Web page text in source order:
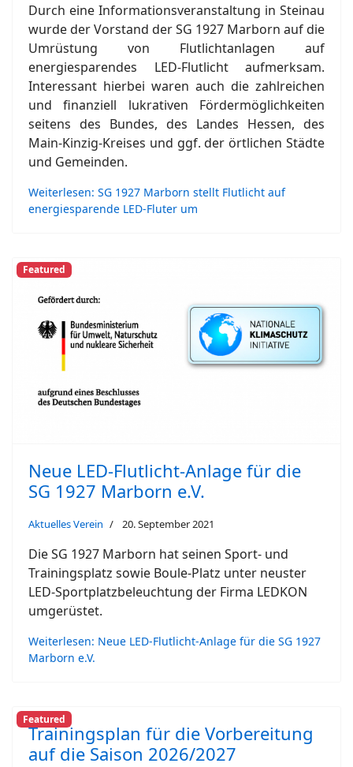
Durch eine Informationsveranstaltung in Steinau
wurde der Vorstand der SG 1927 Marborn auf die
Umrüstung von Flutlichtanlagen auf
energiesparendes LED-Flutlicht aufmerksam.
Interessant hierbei waren auch die zahlreichen
und finanziell lukrativen Fördermöglichkeiten
seitens des Bundes, des Landes Hessen, des
Main-Kinzig-Kreises und ggf. der örtlichen Städte
und Gemeinden.
Weiterlesen: SG 1927 Marborn stellt Flutlicht auf
energiesparende LED-Fluter um
Featured
Neue LED-Flutlicht-Anlage für die
SG 1927 Marborn e.V.
Aktuelles Verein 20. September 2021
Die SG 1927 Marborn hat seinen Sport- und
Trainingsplatz sowie Boule-Platz unter neuster
LED-Sportplatzbeleuchtung der Firma LEDKON
umgerüstet.
Weiterlesen: Neue LED-Flutlicht-Anlage für die SG 1927
Marborn e.V.
Featured
Trainingsplan für die Vorbereitung
auf die Saison 2026/2027